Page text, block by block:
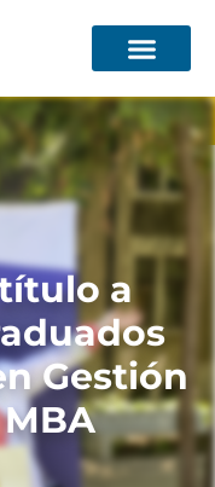
a
Gestión